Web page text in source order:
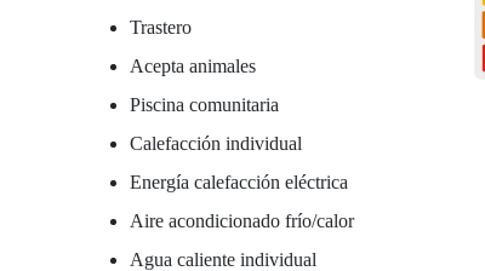
Trastero
Acepta animales
Piscina comunitaria
Calefacción individual
Energía calefacción eléctrica
Aire acondicionado frío/calor
Agua caliente individual